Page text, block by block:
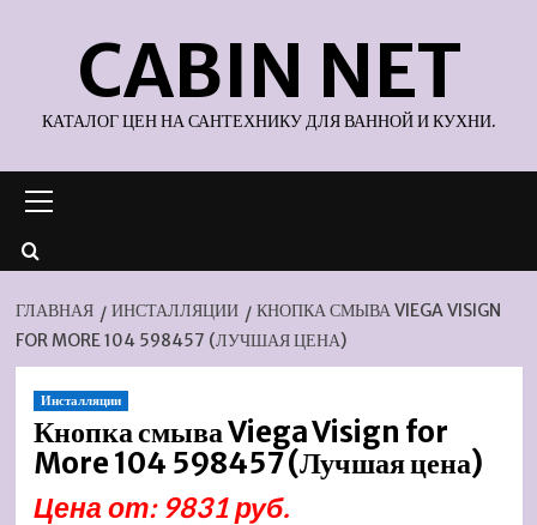
содержимомуCABIN NET
КАТАЛОГ ЦЕН НА САНТЕХНИКУ ДЛЯ ВАННОЙ И КУХНИ.
меню
ГЛАВНАЯ ИНСТАЛЛЯЦИИ
КНОПКА СМЫВА VIEGA VISIGN
FOR MORE 104 598457 (ЛУЧШАЯ ЦЕНА)
Инсталляции
Кнопка смыва Viega Visign for
More 104 598457 (Лучшая цена)
Цена от: 9831 руб.